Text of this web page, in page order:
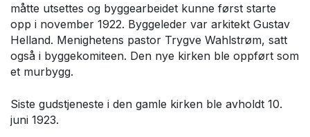
måtte utsettes og byggearbeidet kunne først starte
opp i november 1922. Byggeleder var arkitekt Gustav
Helland. Menighetens pastor Trygve Wahlstrøm, satt
også i byggekomiteen. Den nye kirken ble oppført som
et murbygg.
Siste gudstjeneste i den gamle kirken ble avholdt 10.
juni 1923.